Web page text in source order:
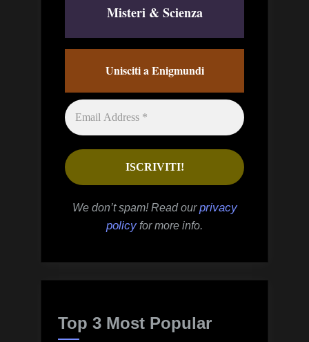
Misteri & Scienza
Unisciti a Enigmundi
We don’t spam! Read ourprivacy
policyfor more info.
Top 3 Most Popular